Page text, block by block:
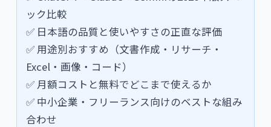
ック比較
✅ 日本語の品質と使いやすさの正直な評価
✅ 用途別おすすめ（文書作成・リサーチ・
Excel・画像・コード）
✅ 月額コストと無料でどこまで使えるか
✅ 中小企業・フリーランス向けのベストな組み
合わせ